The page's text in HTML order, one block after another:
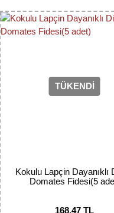
TÜKENDİ
Kokulu Lapçin Dayanıklı
Domates Fidesi(5
168,47 TL